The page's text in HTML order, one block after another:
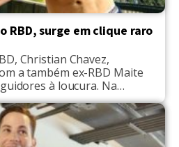
RBD, surge em clique raro
Christian Chavez,
a também ex-RBD Maite
à loucura. Na
abraçados e Christian
Perroni que diz "Eu te
reuniu mais de 160 mil
sobretudo de […]